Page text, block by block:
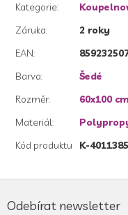
Kategorie:
Záruka:
2 roky
EAN:
Barva:
Šedé
Rozměr: 60x100 cm
Materiál:
Kód produktu
K-
áOdebírat newsletter